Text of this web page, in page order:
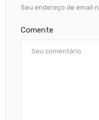
Seu endereço de email
Comente